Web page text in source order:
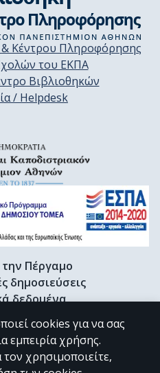
Κέντρου Πληροφόρησης
του ΕΚΠΑ
Βιβλιοθηκών
/ Helpdesk
την Πέργαμο
δημοσιεύσεις
δεδομένα
& Γκρίζα βιβλιογραφία
cookies για να σας
εμπειρία χρήσης.
χρησιμοποιείτε,